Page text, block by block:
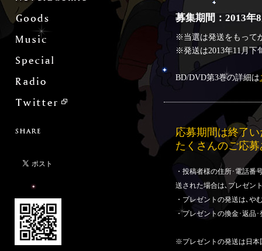
募集期間：2013年
※当選は発送をもって
※発送は2013年11月下
BD/DVD第3巻の詳細は
応募期間は終了
たくさんのご応
・投稿者様の住所･電話番
送された場合は､プレゼン
・プレゼントの発送は､や
・プレゼントの換金･返品
※プレゼントの発送は日本